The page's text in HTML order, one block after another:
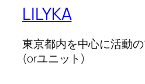
LILYKA
東京都内を中心に活動
(orユニット)